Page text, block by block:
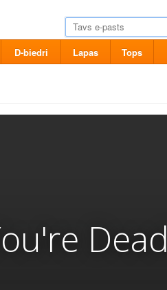
D-biedri Lapas Tops
Dead